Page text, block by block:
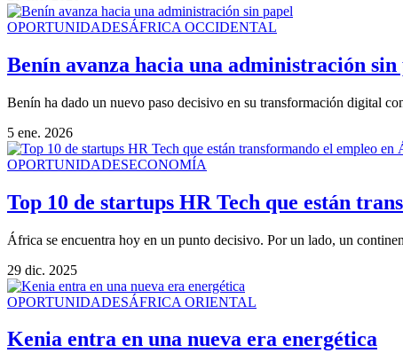
OPORTUNIDADESÁFRICA OCCIDENTAL
Benín avanza hacia una administración sin
Benín ha dado un nuevo paso decisivo en su transformación digital
5 ene. 2026
OPORTUNIDADESECONOMÍA
Top 10 de startups HR Tech que están
África se encuentra hoy en un punto decisivo. Por un lado, un
29 dic. 2025
OPORTUNIDADESÁFRICA ORIENTAL
Kenia entra en una nueva era energética